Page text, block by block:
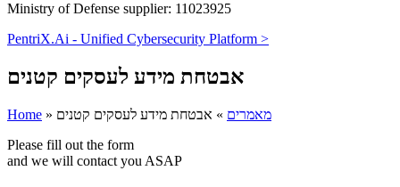
Ministry of Defense supplier: 11023925
PentriX.Ai - Unified Cybersecurity Platform >
אבטחת מידע לעסקים קטנים
Home » מאמרים » אבטחת מידע לעסקים קטנים
Please fill out the form
and we will contact you ASAP